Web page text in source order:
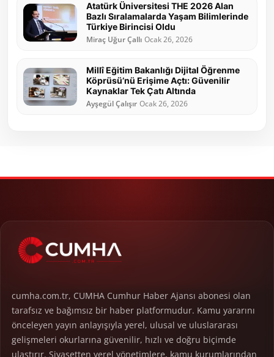
Atatürk Üniversitesi THE 2026 Alan
Bazlı Sıralamalarda Yaşam Bilimlerinde
Türkiye Birincisi Oldu
Miraç Uğur Çallı Ocak 26, 2026
Millî Eğitim Bakanlığı Dijital Öğrenme
Köprüsü’nü Erişime Açtı: Güvenilir
Kaynaklar Tek Çatı Altında
Ayşegül Çalışır Ocak 26, 2026
cumha.com.tr, CUMHA Cumhur Haber Ajansı abonesi olan
tarafsız ve bağımsız bir haber platformudur. Kamu yararını
önceleyen yayın anlayışıyla yerel, ulusal ve uluslararası
gelişmeleri okurlarına güvenilir, hızlı ve doğru biçimde
ulaştırır. Siyasetten yerel yönetimlere, kamu kurumlarından